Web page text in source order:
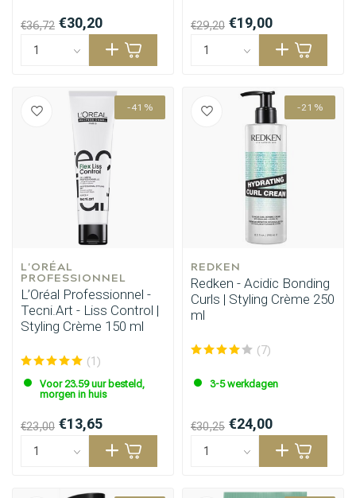
€36,72 €30,20 €29,20 €19,00
-41%
L'ORÉAL
PROFESSIONNEL
L’Oréal Professionnel -
Tecni.Art - Liss Control |
Styling Crème 150 ml
(1)
Voor 23.59 uur besteld,
morgen in huis
€23,00 €13,65
-21%
REDKEN
Redken - Acidic Bonding
Curls | Styling Crème 250
ml
(7)
3-5 werkdagen
€30,25 €24,00